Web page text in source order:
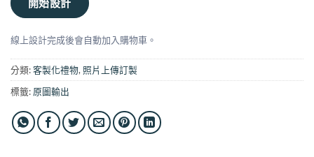
開始設計
線上設計完成後會自動加入購物車。
分類:客製化禮物, 照片上傳訂製
標籤: 原圖輸出